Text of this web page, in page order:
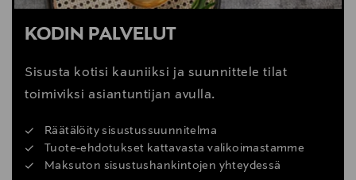
KODIN PALVELUT
Sisusta kotisi kauniiksi ja suunnittele tilat
toimiviksi asiantuntijan avulla.
Räätälöity sisustussuunnitelma
Tuote-ehdotukset kattavasta valikoimastamme
Maksuton sisustushankintojen yhteydessä